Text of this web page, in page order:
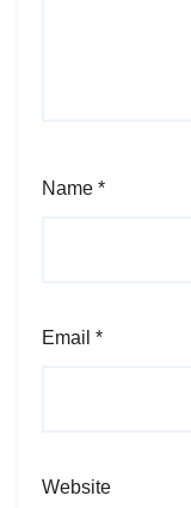
Name *
Email *
Website